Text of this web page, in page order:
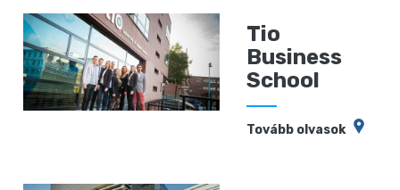
Tio
Business
School
Tovább olvasok